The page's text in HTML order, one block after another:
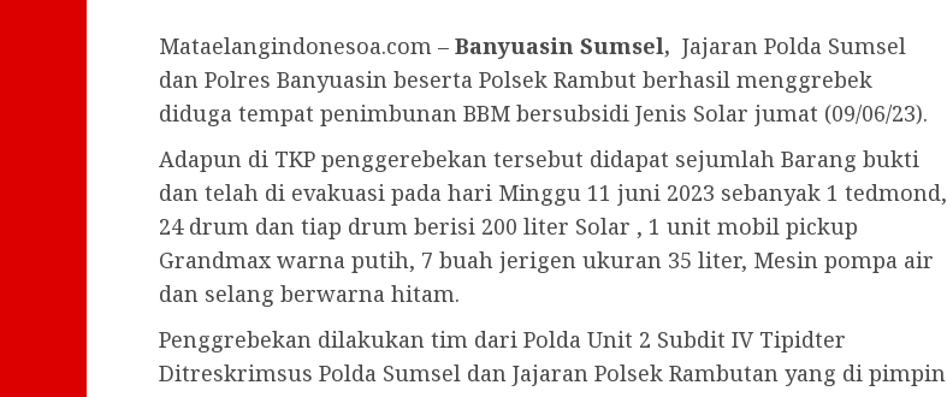
Mataelangindonesoa.com – Banyuasin Sumsel, Jajaran Polda Sumsel
dan Polres Banyuasin beserta Polsek Rambut berhasil menggrebek
diduga tempat penimbunan BBM bersubsidi Jenis Solar jumat (09/06/23).
Adapun di TKP penggerebekan tersebut didapat sejumlah Barang bukti
dan telah di evakuasi pada hari Minggu 11 juni 2023 sebanyak 1 tedmond,
24 drum dan tiap drum berisi 200 liter Solar , 1 unit mobil pickup
Grandmax warna putih, 7 buah jerigen ukuran 35 liter, Mesin pompa air
dan selang berwarna hitam.
Penggrebekan dilakukan tim dari Polda Unit 2 Subdit IV Tipidter
Ditreskrimsus Polda Sumsel dan Jajaran Polsek Rambutan yang di pimpin